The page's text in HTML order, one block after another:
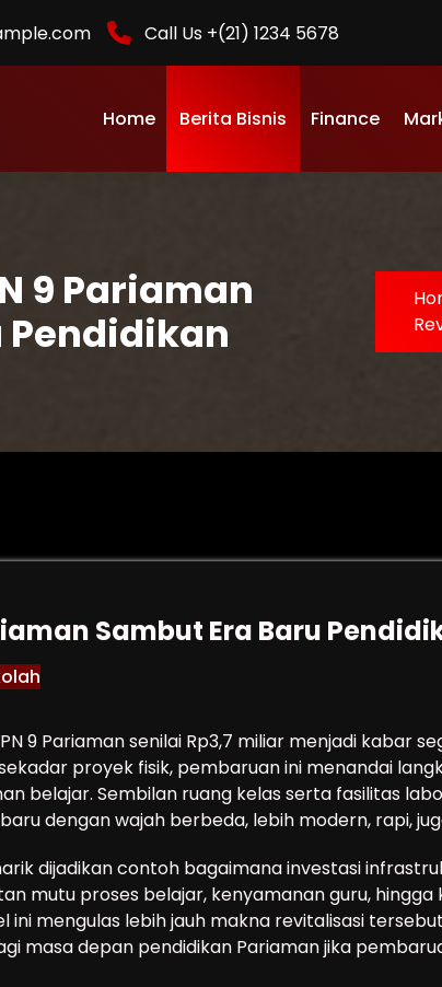
Call Us +(21) 1234 5678
Home Berita Bisnis Finance
9 Pariaman
Pendidikan
Sambut Era Baru
9 Pariaman senilai Rp3,7 miliar menjadi kabar
proyek fisik, pembaruan ini menandai
belajar. Sembilan ruang kelas serta fasilitas
dengan wajah berbeda, lebih modern, rapi,
dijadikan contoh bagaimana investasi
mutu proses belajar, kenyamanan guru, hingga
mengulas lebih jauh makna revitalisasi
masa depan pendidikan Pariaman jika